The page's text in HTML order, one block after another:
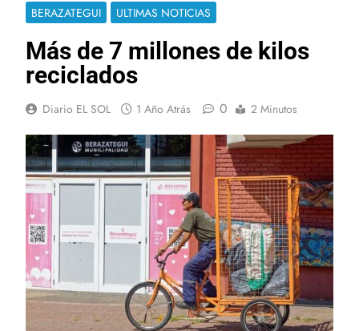
BERAZATEGUI ULTIMAS NOTICIAS
Más de 7 millones de kilos
reciclados
Diario EL SOL 1 Año Atrás 0 2 Minutos